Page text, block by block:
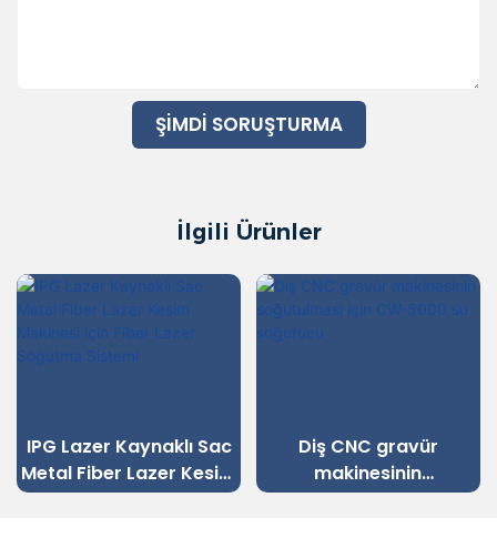
ŞIMDI SORUŞTURMA
İlgili Ürünler
IPG Lazer Kaynaklı Sac
Metal Fiber Lazer Kesim
Makinesi için Fiber Lazer
Diş CNC gravür
makinesinin
soğutulması için CW-